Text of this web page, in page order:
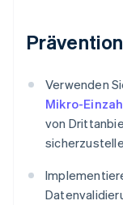
Verwenden
Mikro-
von